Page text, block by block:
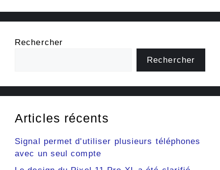
Rechercher
Rechercher
Articles récents
Signal permet d'utiliser plusieurs téléphones
avec un seul compte